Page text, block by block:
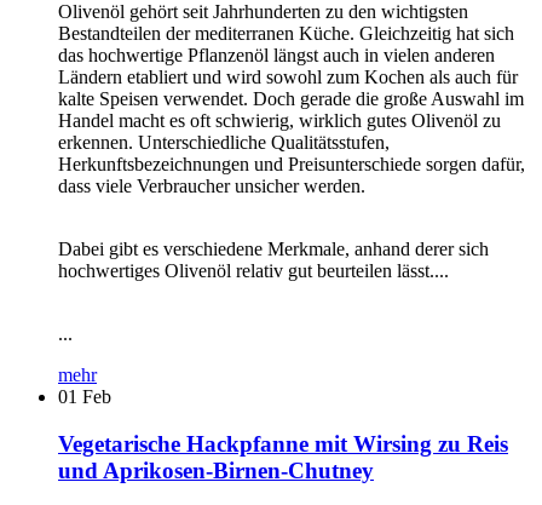
Olivenöl gehört seit Jahrhunderten zu den wichtigsten
Bestandteilen der mediterranen Küche. Gleichzeitig hat sich
das hochwertige Pflanzenöl längst auch in vielen anderen
Ländern etabliert und wird sowohl zum Kochen als auch für
kalte Speisen verwendet. Doch gerade die große Auswahl im
Handel macht es oft schwierig, wirklich gutes Olivenöl zu
erkennen. Unterschiedliche Qualitätsstufen,
Herkunftsbezeichnungen und Preisunterschiede sorgen dafür,
dass viele Verbraucher unsicher werden.
Dabei gibt es verschiedene Merkmale, anhand derer sich
hochwertiges Olivenöl relativ gut beurteilen lässt....
...
mehr
01 Feb
Vegetarische Hackpfanne mit Wirsing zu Reis
und Aprikosen-Birnen-Chutney